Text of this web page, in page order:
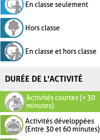
En classe seulement
Hors classe
En classe et hors classe
DURÉE DE L'ACTIVITÉ
Activités courtes (< 30
minutes)
Activités développées
(Entre 30 et 60 minutes)